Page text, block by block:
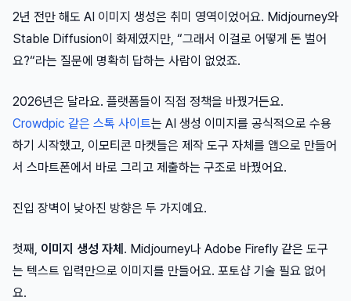
2년 전만 해도 AI 이미지 생성은 취미 영역이었어요. Midjourney와
Stable Diffusion이 화제였지만, “그래서 이걸로 어떻게 돈 벌어
요?“라는 질문에 명확히 답하는 사람이 없었죠.
2026년은 달라요. 플랫폼들이 직접 정책을 바꿨거든요.
Crowdpic 같은 스톡 사이트는 AI 생성 이미지를 공식적으로 수용
하기 시작했고, 이모티콘 마켓들은 제작 도구 자체를 앱으로 만들어
서 스마트폰에서 바로 그리고 제출하는 구조로 바꿨어요.
진입 장벽이 낮아진 방향은 두 가지예요.
첫째, 이미지 생성 자체 . Midjourney나 Adobe Firefly 같은 도구
는 텍스트 입력만으로 이미지를 만들어요. 포토샵 기술 필요 없어
요.